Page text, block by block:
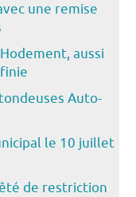
une remise
aussi
Auto-
le 10 juillet
de restriction